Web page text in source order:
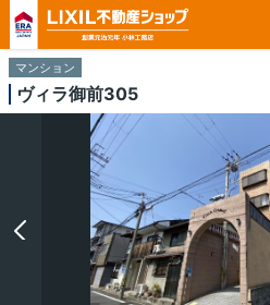
マンション
ヴィラ御前305